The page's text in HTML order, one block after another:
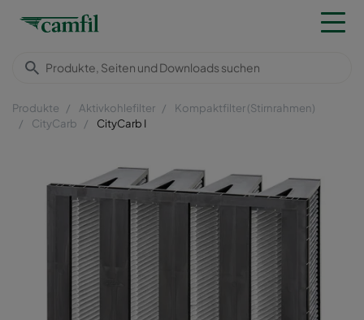
Produkte Aktivkohlefilter
Kompaktfilter (Stirnrahmen)
CityCarb
CityCarb I